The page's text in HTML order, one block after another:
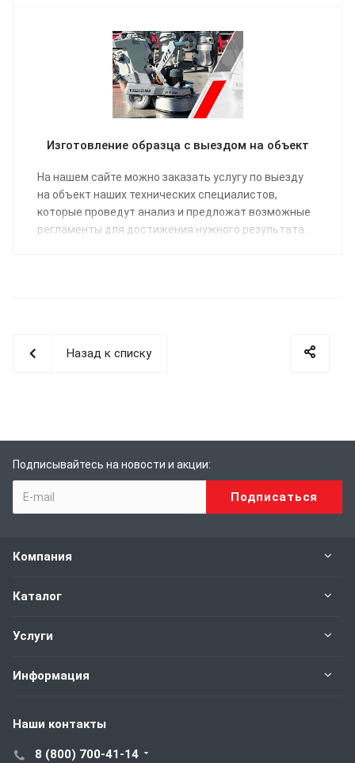
Изготовление образца с выездом на объект
На нашем сайте можно заказать услугу по выезду
на объект наших технических специалистов,
которые проведут анализ и предложат возможные
регламенты для достижения нужного результата.
Назад к списку
Подписывайтесь на новости и акции:
Компания
Каталог
Услуги
Информация
Наши контакты
8 (800) 700-41-14